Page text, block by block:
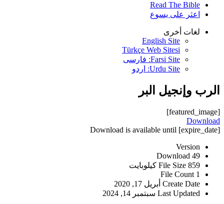
Read The Bible
اعثر على يسوع
لغات أخرى
English Site
Türkçe Web Sitesi
Farsi Site: فارسی
Urdu Site: اردو
الرب وإنجيل البر
[featured_image]
Download
Download is available until [expire_date]
Version
Download 49
File Size 859 كيلوبايت
File Count 1
Create Date أبريل 17, 2020
Last Updated سبتمبر 14, 2024